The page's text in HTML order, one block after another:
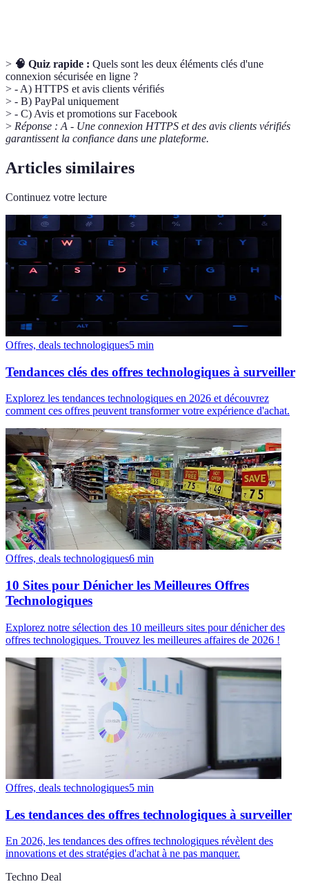
> 🧠 Quiz rapide : Quels sont les deux éléments clés d'une
connexion sécurisée en ligne ?
> - A) HTTPS et avis clients vérifiés
> - B) PayPal uniquement
> - C) Avis et promotions sur Facebook
> Réponse : A - Une connexion HTTPS et des avis clients vérifiés
garantissent la confiance dans une plateforme.
Articles similaires
Continuez votre lecture
Offres, deals technologiques5 min
Tendances clés des offres technologiques à surveiller
Explorez les tendances technologiques en 2026 et découvrez
comment ces offres peuvent transformer votre expérience d'achat.
Offres, deals technologiques6 min
10 Sites pour Dénicher les Meilleures Offres
Technologiques
Explorez notre sélection des 10 meilleurs sites pour dénicher des
offres technologiques. Trouvez les meilleures affaires de 2026 !
Offres, deals technologiques5 min
Les tendances des offres technologiques à surveiller
En 2026, les tendances des offres technologiques révèlent des
innovations et des stratégies d'achat à ne pas manquer.
Techno Deal